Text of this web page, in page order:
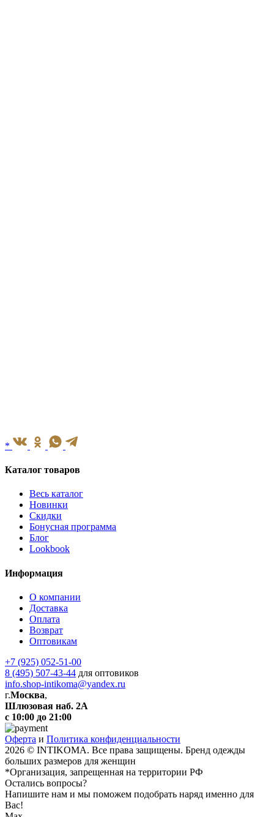
*
Каталог товаров
Весь каталог
Новинки
Скидки
Бонусная программа
Блог
Lookbook
Информация
О компании
Доставка
Оплата
Возврат
Оптовикам
+7 (925) 052-51-00
8 (495) 507-43-44 для оптовиков
info.shop-intikoma@yandex.ru
г.Москва,
Шлюзовая наб. 2А
с 10:00 до 21:00
Оферта и Политика конфиденциальности
2026 © INTIKOMA. Все права защищены. Бренд одежды
больших размеров для женщин
*Организация, запрещенная на территории РФ
Остались вопросы?
Напишите нам и мы поможем подобрать наряд именно для
Вас!